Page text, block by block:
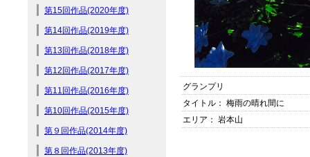
第15回作品(2020年度)
第14回作品(2019年度)
第13回作品(2018年度)
第12回作品(2017年度)
第11回作品(2016年度)
第10回作品(2015年度)
第９回作品(2014年度)
第８回作品(2013年度)
グランプリ
タイトル： 梅雨の晴れ間に
エリア： 岩本山